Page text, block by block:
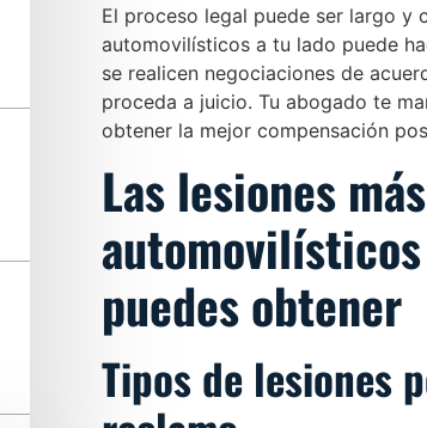
El proceso legal puede ser largo y
automovilísticos a tu lado puede
se realicen negociaciones de
proceda a juicio. Tu abogado te
obtener la mejor compensación
Las lesiones
puedes obtener
Tipos de lesiones